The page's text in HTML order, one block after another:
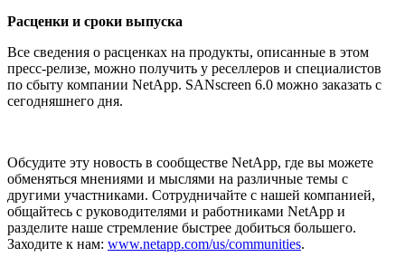
Расценки и сроки выпуска
Все сведения о расценках на продукты, описанные в этом
пресс-релизе, можно получить у реселлеров и специалистов
по сбыту компании NetApp. SANscreen 6.0 можно заказать с
сегодняшнего дня.
Обсудите эту новость в сообществе NetApp, где вы можете
обменяться мнениями и мыслями на различные темы с
другими участниками. Сотрудничайте с нашей компанией,
общайтесь с руководителями и работниками NetApp и
разделите наше стремление быстрее добиться большего.
Заходите к нам: www.netapp.com/us/communities.